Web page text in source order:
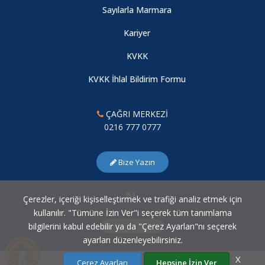
2026-2027 Eğitim-Öğretim Yılı Güz Yarıyılı Lisansüstü Kayıt
2026-2027 EĞİTİM ÖĞRETİM YILI GÜZ DÖNEMİ MERKEZİ
2026-2027 Eğitim Öğretim Yılı Güz Dönemi Kurumlar Arası ve
2026-2027 Eğitim-Öğretim Yılı Çift Anadal/ Yandal Başvuruları
2025-2026 Eğitim Öğretim Yılı Yaz Okulu Açılması Kesinleşen
Dersler
Sayılarla Marmara
Kariyer
KVKK
KVKK İhlal Bildirim Formu
ÇAĞRI MERKEZİ
0216 777 0777
Bize Yazın
Çerez Ayarları
Çerezler, içeriği kişiselleştirmek ve trafiği analiz etmek için
kullanılır. "Tümüne İzin Ver"i seçerek tüm tanımlama
bilgilerini kabul edebilir ya da "Çerez Ayarları"nı seçerek
ayarları düzenleyebilirsiniz.
Çerez Ayarları Hepsine İzin Ver X